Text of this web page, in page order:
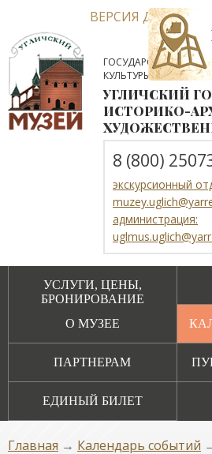
ВЕРСИЯ ДЛЯ
ГОСУДАРСТВЕННОЕ
КУЛЬТУРЫ
УГЛИЧСКИЙ
ИСТОРИКО-
8 (800)
экскурсионный
администрация:
УСЛУГИ, ЦЕНЫ,
БРОНИРОВАНИЕ
О МУЗЕЕ
ПАРТНЕРАМ
ЕДИНЫЙ БИЛЕТ
Главная → Календарь событий